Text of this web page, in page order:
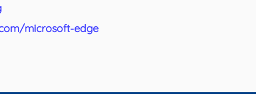
microsoft-edge